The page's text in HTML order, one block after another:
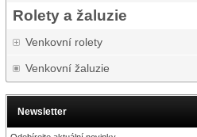
Rolety a žaluzie
Venkovní rolety
Venkovní žaluzie
Newsletter